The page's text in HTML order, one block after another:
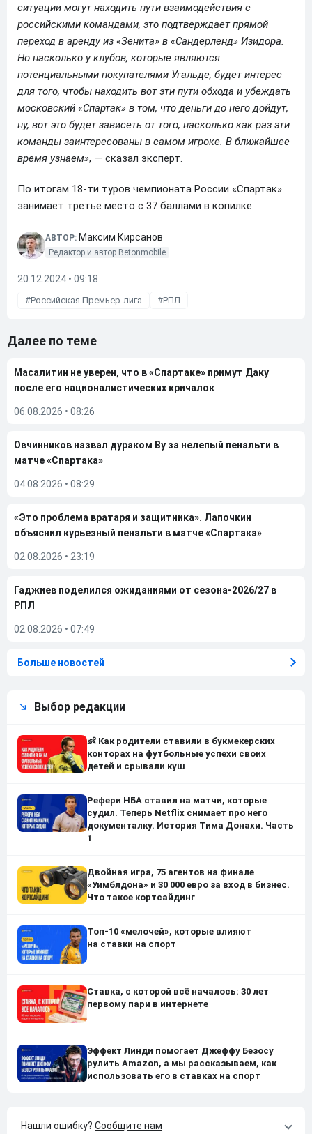
ситуации могут находить пути взаимодействия с
российскими командами, это подтверждает прямой
переход в аренду из «Зенита» в «Сандерленд» Изидора.
Но насколько у клубов, которые являются
потенциальными покупателями Угальде, будет интерес
для того, чтобы находить вот эти пути обхода и убеждать
московский «Спартак» в том, что деньги до него дойдут,
ну, вот это будет зависеть от того, насколько как раз эти
команды заинтересованы в самом игроке. В ближайшее
время узнаем», — сказал эксперт.
По итогам 18-ти туров чемпионата России «Спартак»
занимает третье место с 37 баллами в копилке.
АВТОР: Максим Кирсанов
Редактор и автор Betonmobile
20.12.2024 • 09:18
Российская Премьер-лига РПЛ
Далее по теме
Масалитин не уверен, что в «Спартаке» примут Даку
после его националистических кричалок
06.08.2026 • 08:26
Овчинников назвал дураком Ву за нелепый пенальти в
матче «Спартака»
04.08.2026 • 08:29
«Это проблема вратаря и защитника». Лапочкин
объяснил курьезный пенальти в матче «Спартака»
02.08.2026 • 23:19
Гаджиев поделился ожиданиями от сезона-2026/27 в
РПЛ
02.08.2026 • 07:49
Больше новостей
Выбор редакции
👶 Как родители ставили в букмекерских
конторах на футбольные успехи своих
детей и срывали куш
Рефери НБА ставил на матчи, которые
судил. Теперь Netflix снимает про него
документалку. История Тима Донахи. Часть
1
Двойная игра, 75 агентов на финале
«Уимблдона» и 30 000 евро за вход в бизнес.
Что такое кортсайдинг
Топ-10 «мелочей», которые влияют
на ставки на спорт
Ставка, с которой всё началось: 30 лет
первому пари в интернете
Эффект Линди помогает Джеффу Безосу
рулить Amazon, а мы рассказываем, как
использовать его в ставках на спорт
Нашли ошибку? Сообщите нам